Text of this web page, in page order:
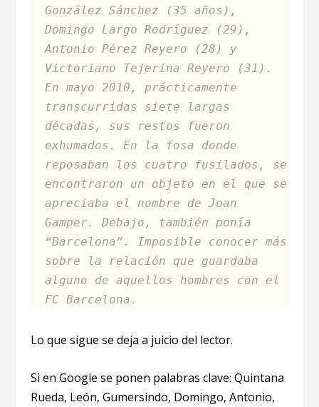
González Sánchez (35 años),
Domingo Largo Rodríguez (29),
Antonio Pérez Reyero (28) y
Victoriano Tejerina Reyero (31).
En mayo 2010, prácticamente
transcurridas siete largas
décadas, sus restos fueron
exhumados. En la fosa donde
reposaban los cuatro fusilados, se
encontraron un objeto en el que se
apreciaba el nombre de Joan
Gamper. Debajo, también ponía
“Barcelona”. Imposible conocer más
sobre la relación que guardaba
alguno de aquellos hombres con el
FC Barcelona.
Lo que sigue se deja a juicio del lector.
Si en Google se ponen palabras clave: Quintana
Rueda, León, Gumersindo, Domingo, Antonio,